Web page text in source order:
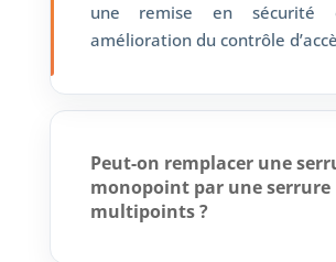
une remise en sécurité
amélioration du contrôle
Peut-on remplacer une
monopoint par une serrure
multipoints ?